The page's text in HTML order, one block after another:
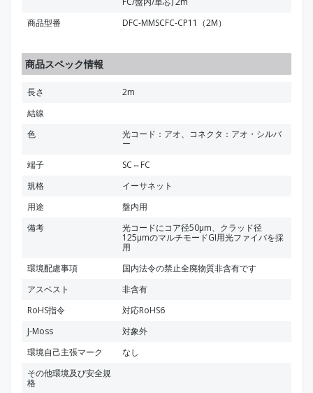
商品型番
DFC-MMSCFC-CP11（2M）
商品スペック情報
長さ
2m
結線
色
光コード：アオ、コネクタ：アオ・シルバ
ー
端子
SC⇔FC
規格
イーサネット
用途
盤内用
備考
光コードにコア径50μm、クラッド径
125μmのマルチモードGI用光ファイバを採
用
環境配慮事項
国内法令の禁止全廃物質非含有です
アスベスト
非含有
RoHS指令
対応RoHS6
J-Moss
対象外
環境自己主張マーク
なし
その他環境及び安全規
格